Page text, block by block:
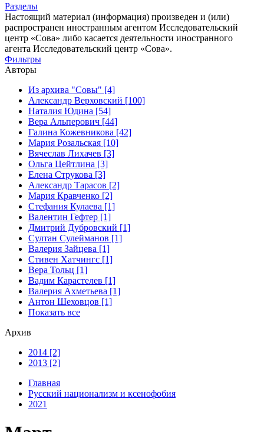
Разделы
Настоящий материал (информация) произведен и (или)
распространен иностранным агентом Исследовательский
центр «Сова» либо касается деятельности иностранного
агента Исследовательский центр «Сова».
Фильтры
Авторы
Из архива "Совы" [4]
Александр Верховский [100]
Наталия Юдина [54]
Вера Альперович [44]
Галина Кожевникова [42]
Мария Розальская [10]
Вячеслав Лихачев [3]
Ольга Цейтлина [3]
Елена Струкова [3]
Александр Тарасов [2]
Мария Кравченко [2]
Стефания Кулаева [1]
Валентин Гефтер [1]
Дмитрий Дубровский [1]
Султан Сулейманов [1]
Валерия Зайцева [1]
Стивен Хатчингс [1]
Верa Тольц [1]
Вадим Карастелев [1]
Валерия Ахметьева [1]
Антон Шеховцов [1]
Показать все
Архив
2014 [2]
2013 [2]
Главная
Русский национализм и ксенофобия
2021